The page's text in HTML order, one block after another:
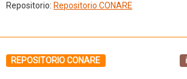
Repositorio: Repositorio CONARE
REPOSITORIO CONARE